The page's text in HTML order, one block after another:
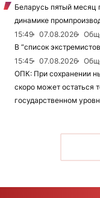
Беларусь пятый месяц
динамике
15:49
07.08.2026
В “список
15:45
07.08.2026
ОПК: При сохранении
скоро может остаться
государственном